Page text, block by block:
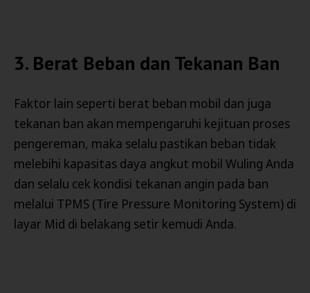
3. Berat Beban dan Tekanan Ban
Faktor lain seperti berat beban mobil dan juga
tekanan ban akan mempengaruhi kejituan proses
pengereman, maka selalu pastikan beban tidak
melebihi kapasitas daya angkut mobil Wuling Anda
dan selalu cek kondisi tekanan angin pada ban
melalui TPMS (Tire Pressure Monitoring System) di
layar Mid di belakang setir kemudi Anda.